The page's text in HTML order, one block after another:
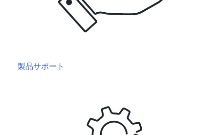
製品サポート